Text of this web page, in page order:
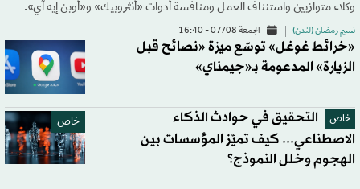
وكلاء متوازيين واستئناف العمل ومنافسة أدوات «أنثروبيك» و«أوبن إيه آي».
نسيم رمضان (لندن) الجمعة 07/08 - 16:40
«خرائط غوغل» توسّع ميزة «نصائح قبل
الزيارة» المدعومة بـ«جيمناي»
خاص خاص
التحقيق في حوادث الذكاء
الاصطناعي... كيف تميّز المؤسسات بين
الهجوم وخلل النموذج؟